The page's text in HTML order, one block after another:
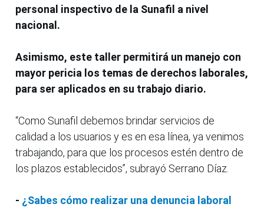
personal inspectivo de la Sunafil a nivel
nacional.
Asimismo, este taller permitirá un manejo con
mayor pericia los temas de derechos laborales,
para ser aplicados en su trabajo diario.
“Como Sunafil debemos brindar servicios de
calidad a los usuarios y es en esa línea, ya venimos
trabajando, para que los procesos estén dentro de
los plazos establecidos”, subrayó Serrano Díaz.
- ¿Sabes cómo realizar una denuncia laboral